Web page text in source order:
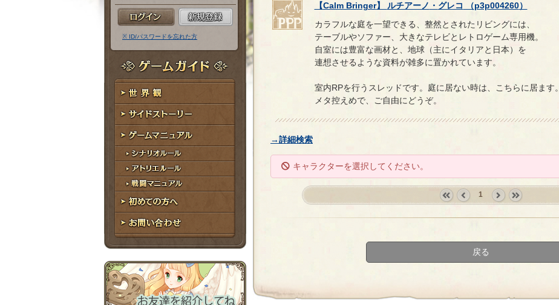
ー
ル
ア
ド
レ
ス
パ
ス
ー
ド
※ ID/パスワードを忘れた方
ゲームガイド
世界観
サイドストーリー
ゲームマニュアル
シナリオルール
アトリエルール
戦闘マニュアル
初めての方へ
お問い合わせ
【Calm Bringer】 ルチアーノ ・ グレコ （p3p004260）
カラフルな庭を一望できる、整然とされたリビングには、
テーブルやソファー、大きなテレビとレトロゲーム専用機。
自室には豊富な画材と、地球（主にイタリアと日本）を
連想させるような資料が雑多に置かれています。
室内RPを行うスレッドです。庭に居ない時は、こちらに居ます。
メタ控えめで、ご自由にどうぞ。
→詳細検索
キャラクターを選択してください。
1
戻る